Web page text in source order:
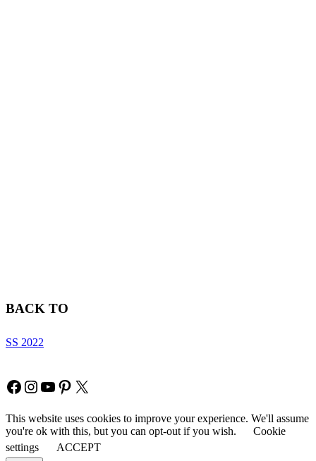
BACK TO
SS 2022
Facebook
Instagram
YouTube
Pinterest
X
This website uses cookies to improve your experience. We'll assume
you're ok with this, but you can opt-out if you wish.
Cookie
settings
ACCEPT